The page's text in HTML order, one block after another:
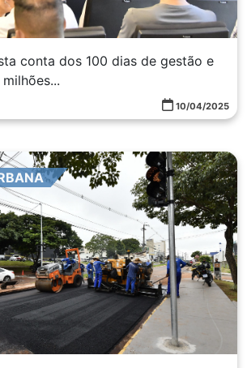
conta dos 100 dias de gestão e
10/04/2025